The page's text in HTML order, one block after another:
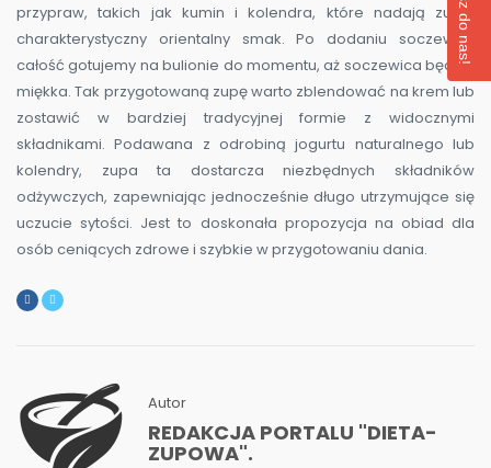
przypraw, takich jak kumin i kolendra, które nadają zupie
charakterystyczny orientalny smak. Po dodaniu soczewicy
całość gotujemy na bulionie do momentu, aż soczewica będzie
miękka. Tak przygotowaną zupę warto zblendować na krem lub
zostawić w bardziej tradycyjnej formie z widocznymi
składnikami. Podawana z odrobiną jogurtu naturalnego lub
kolendry, zupa ta dostarcza niezbędnych składników
odżywczych, zapewniając jednocześnie długo utrzymujące się
uczucie sytości. Jest to doskonała propozycja na obiad dla
osób ceniących zdrowe i szybkie w przygotowaniu dania.
Autor
REDAKCJA PORTALU "DIETA-
ZUPOWA".